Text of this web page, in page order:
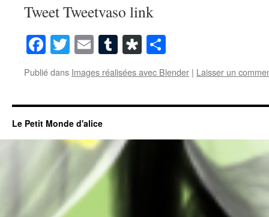
Tweet Tweetvaso link
Facebook
Twitter
EmailTumblrDiaspora
Publié dans Images réalisées avec Blender | Laisser un
Le Petit Monde d'alice